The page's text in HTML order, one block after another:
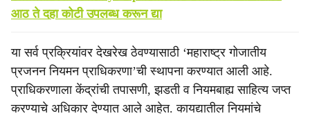
आठ ते दहा कोटी उपलब्ध करून द्या
या सर्व प्रक्रियांवर देखरेख ठेवण्यासाठी ‘महाराष्ट्र गोजातीय
प्रजनन नियमन प्राधिकरणा’ची स्थापना करण्यात आली आहे.
प्राधिकरणाला केंद्रांची तपासणी, झडती व नियमबाह्य साहित्य जप्त
करण्याचे अधिकार देण्यात आले आहेत. कायद्यातील नियमांचे